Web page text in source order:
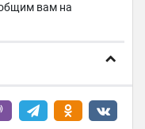
вам на